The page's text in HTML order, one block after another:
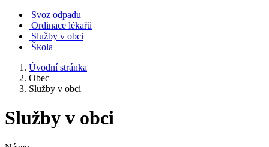
Svoz odpadu
Ordinace lékařů
Služby v obci
Škola
Úvodní stránka
Obec
Služby v obci
Služby v obci